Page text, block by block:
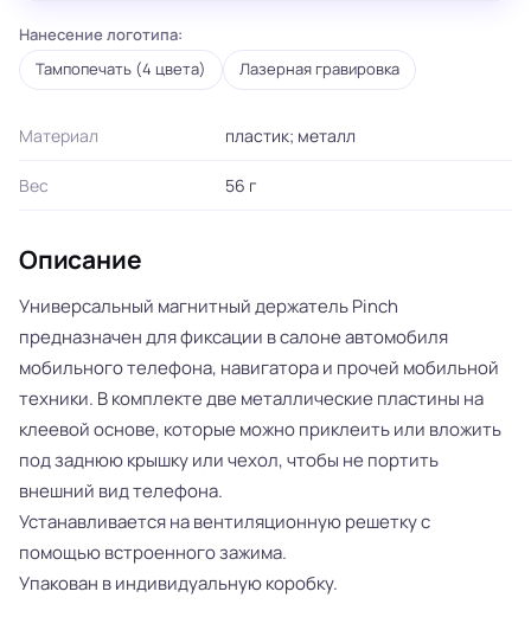
Нанесение логотипа:
Тампопечать (4 цвета) Лазерная гравировка
Материал пластик; металл
Вес 56 г
Описание
Универсальный магнитный держатель Pinch
предназначен для фиксации в салоне автомобиля
мобильного телефона, навигатора и прочей мобильной
техники. В комплекте две металлические пластины на
клеевой основе, которые можно приклеить или вложить
под заднюю крышку или чехол, чтобы не портить
внешний вид телефона.
Устанавливается на вентиляционную решетку с
помощью встроенного зажима.
Упакован в индивидуальную коробку.